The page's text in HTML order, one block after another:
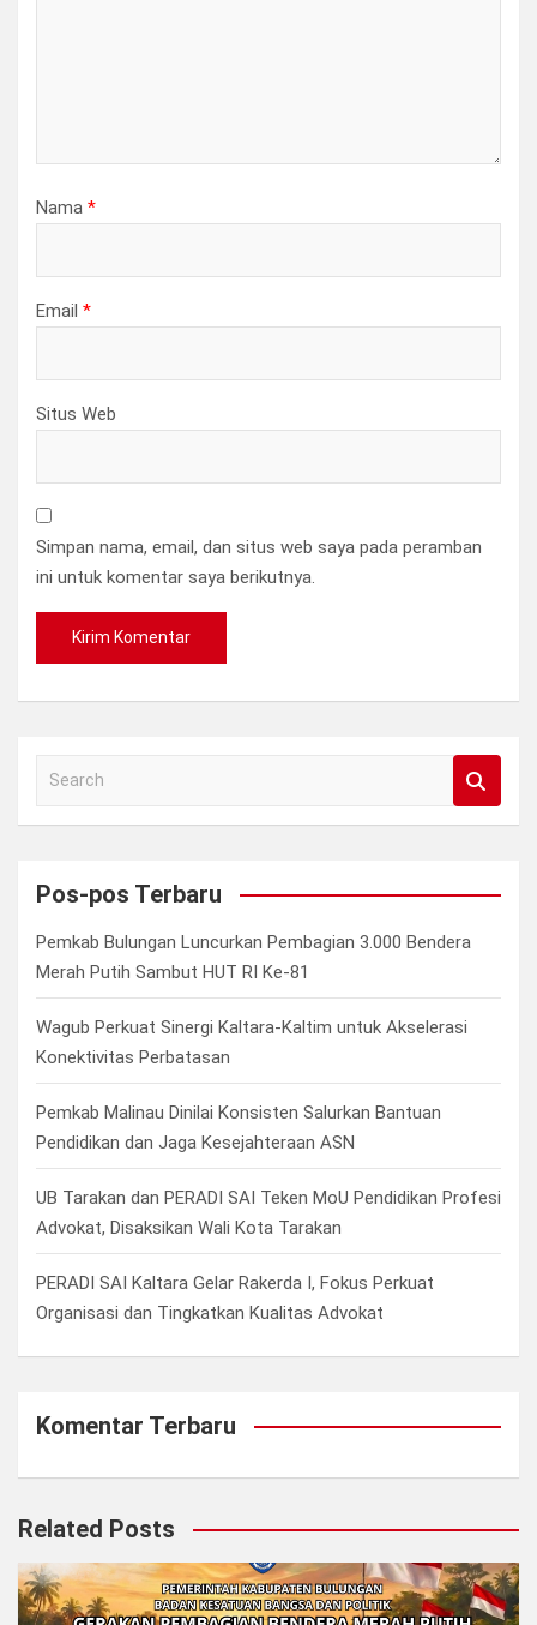
Nama *
Email *
Situs Web
Simpan nama, email, dan situs web saya pada peramban
ini untuk komentar saya berikutnya.
a
c
Pos-pos Terbaru
Pemkab Bulungan Luncurkan Pembagian 3.000 Bendera
Merah Putih Sambut HUT RI Ke-81
Wagub Perkuat Sinergi Kaltara-Kaltim untuk Akselerasi
Konektivitas Perbatasan
Pemkab Malinau Dinilai Konsisten Salurkan Bantuan
Pendidikan dan Jaga Kesejahteraan ASN
UB Tarakan dan PERADI SAI Teken MoU Pendidikan Profesi
Advokat, Disaksikan Wali Kota Tarakan
PERADI SAI Kaltara Gelar Rakerda I, Fokus Perkuat
Organisasi dan Tingkatkan Kualitas Advokat
Komentar Terbaru
Related Posts